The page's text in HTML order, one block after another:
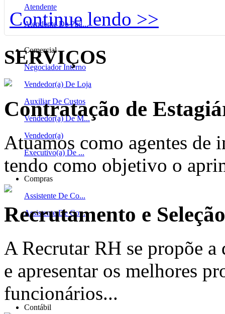
Atendente
Atendente De Pad...
Comercial
Negociador Interno
Vendedor(a) De Loja
Auxiliar De Custos
Vendedor(a) De M...
Vendedor(a)
Executivo(a) De ...
Compras
Assistente De Co...
Assistente De Co...
Contábil
Continue lendo >>
SERVIÇOS
Contratação de
Atuamos como agentes de
tendo como objetivo o
Recrutamento e Seleção
A Recrutar RH se propõe a
e apresentar os melhores
funcionários...